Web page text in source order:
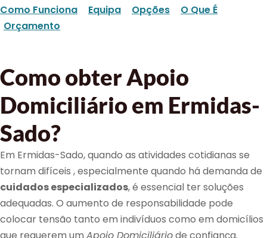
Como Funciona Equipa Opções
O Que É
Orçamento
Como obter Apoio
Domiciliário em Ermidas-
Sado?
Em Ermidas-Sado, quando as atividades cotidianas se
tornam difíceis , especialmente quando há demanda de
cuidados especializados, é essencial ter soluções
adequadas. O aumento de responsabilidade pode
colocar tensão tanto em indivíduos como em domicílios
que requerem um Apoio Domiciliáriode confiança.